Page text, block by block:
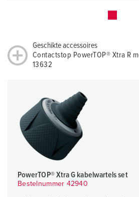
Geschikte accessoires
Contactstop PowerTOP® Xtra R
13632
PowerTOP® Xtra G kabelwartels set
Bestelnummer 42940